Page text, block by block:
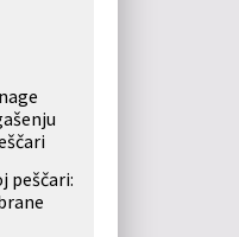
peščari: